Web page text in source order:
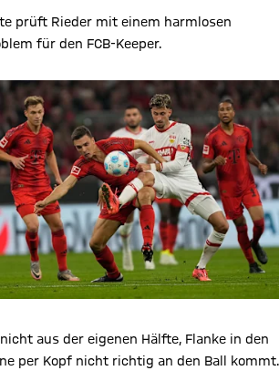
prüft Rieder mit einem harmlosen
für den FCB-Keeper.
aus der eigenen Hälfte, Flanke in den
per Kopf nicht richtig an den Ball kommt.